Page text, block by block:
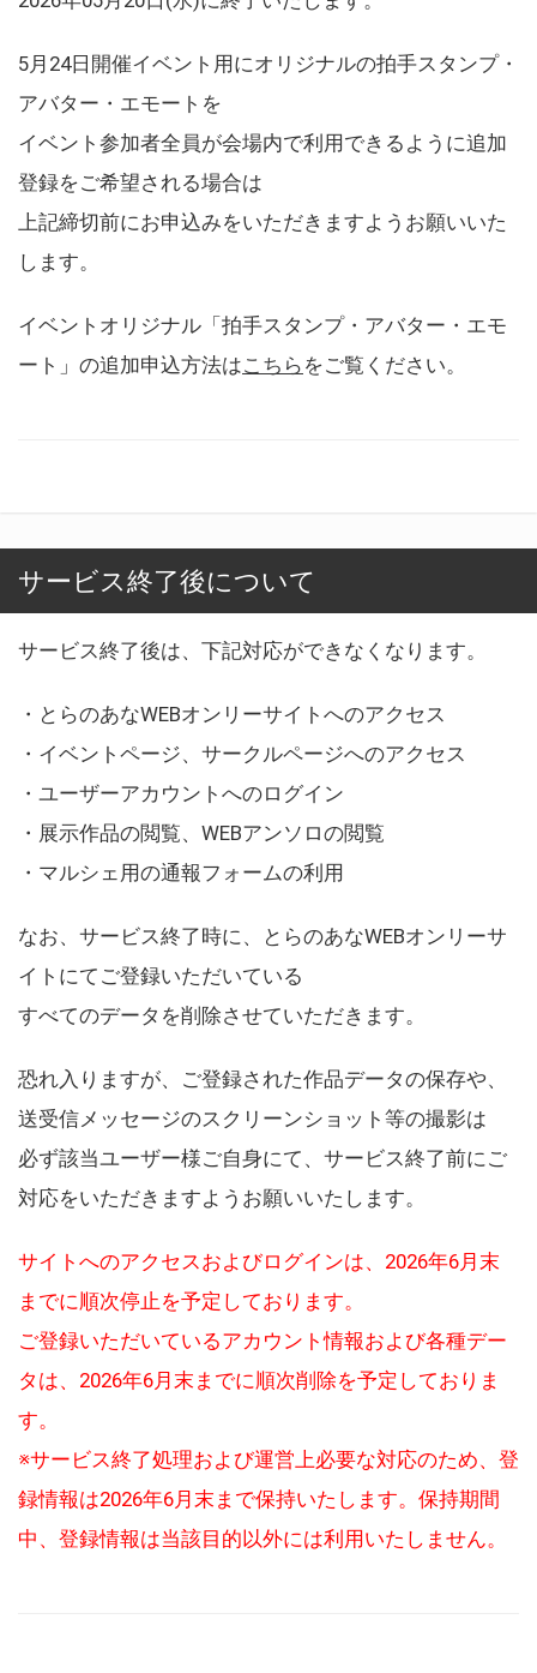
5月24日開催イベント用にオリジナルの拍手スタンプ・
アバター・エモートを
イベント参加者全員が会場内で利用できるように追加
登録をご希望される場合は
上記締切前にお申込みをいただきますようお願いいた
します。
イベントオリジナル「拍手スタンプ・アバター・エモ
ート」の追加申込方法はこちら をご覧ください。
サービス終了後について
サービス終了後は、下記対応ができなくなります。
・とらのあなWEBオンリーサイトへのアクセス
・イベントページ、サークルページへのアクセス
・ユーザーアカウントへのログイン
・展示作品の閲覧、WEBアンソロの閲覧
・マルシェ用の通報フォームの利用
なお、サービス終了時に、とらのあなWEBオンリーサ
イトにてご登録いただいている
すべてのデータを削除させていただきます。
恐れ入りますが、ご登録された作品データの保存や、
送受信メッセージのスクリーンショット等の撮影は
必ず該当ユーザー様ご自身にて、サービス終了前にご
対応をいただきますようお願いいたします。
サイトへのアクセスおよびログインは、2026年6月末
までに順次停止を予定しております。
ご登録いただいているアカウント情報および各種デー
タは、2026年6月末までに順次削除を予定しておりま
す。
※サービス終了処理および運営上必要な対応のため、登
録情報は2026年6月末まで保持いたします。保持期間
中、登録情報は当該目的以外には利用いたしません。